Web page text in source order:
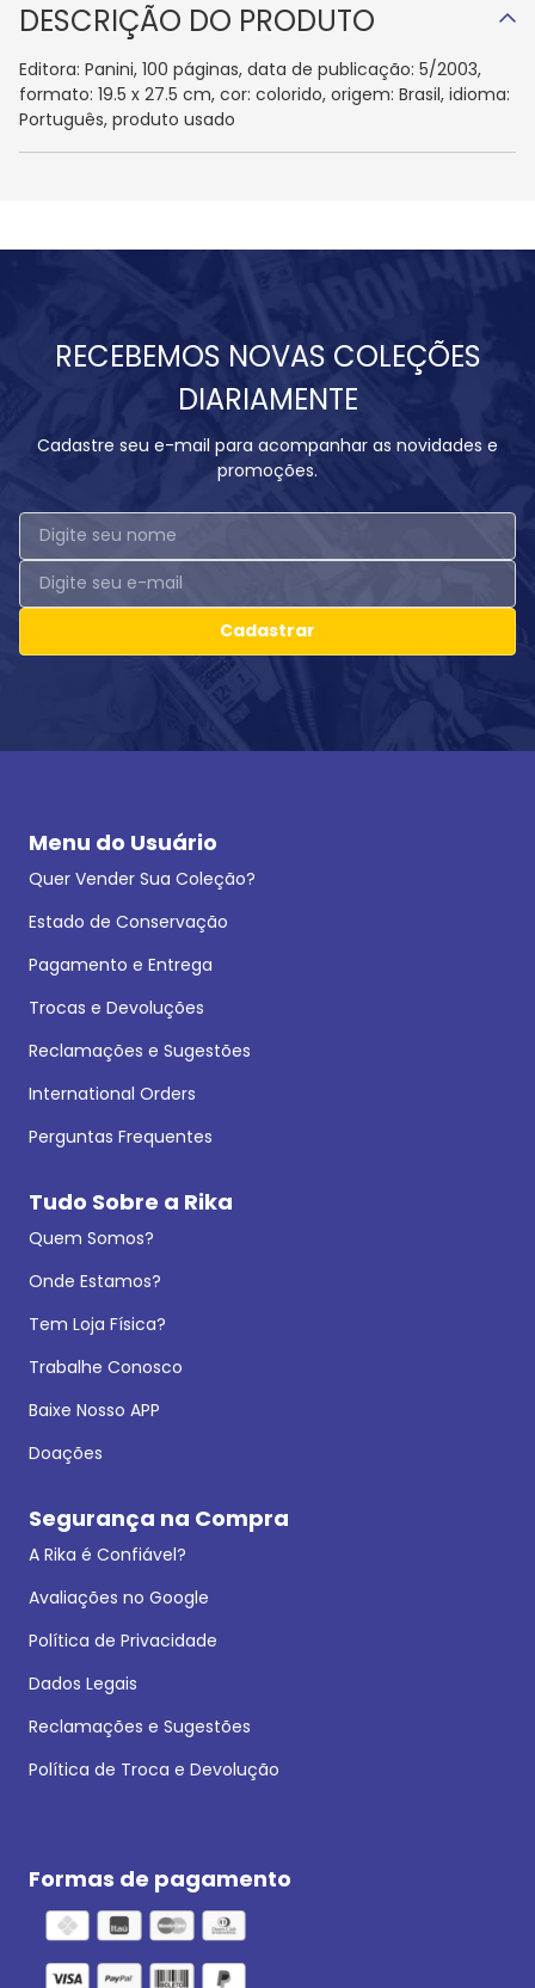
DESCRIÇÃO DO PRODUTO
Editora: Panini, 100 páginas, data de publicação: 5/2003,
formato: 19.5 x 27.5 cm, cor: colorido, origem: Brasil, idioma:
Português, produto usado
RECEBEMOS NOVAS COLEÇÕES
DIARIAMENTE
Cadastre seu e-mail para acompanhar as novidades e
promoções.
Cadastrar
Menu do Usuário
Quer Vender Sua Coleção?
Estado de Conservação
Pagamento e Entrega
Trocas e Devoluções
Reclamações e Sugestões
International Orders
Perguntas Frequentes
Tudo Sobre a Rika
Quem Somos?
Onde Estamos?
Tem Loja Física?
Trabalhe Conosco
Baixe Nosso APP
Doações
Segurança na Compra
A Rika é Confiável?
Avaliações no Google
Política de Privacidade
Dados Legais
Reclamações e Sugestões
Política de Troca e Devolução
Formas de pagamento